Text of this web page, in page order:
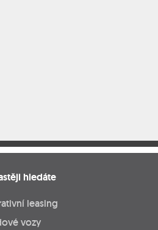
hledáte
leasing
vozy